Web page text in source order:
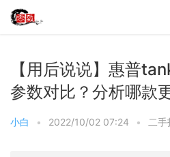
【用后说说】惠普
参数对比？分析哪款
小白 • 2022/10/02 07:24 • 二